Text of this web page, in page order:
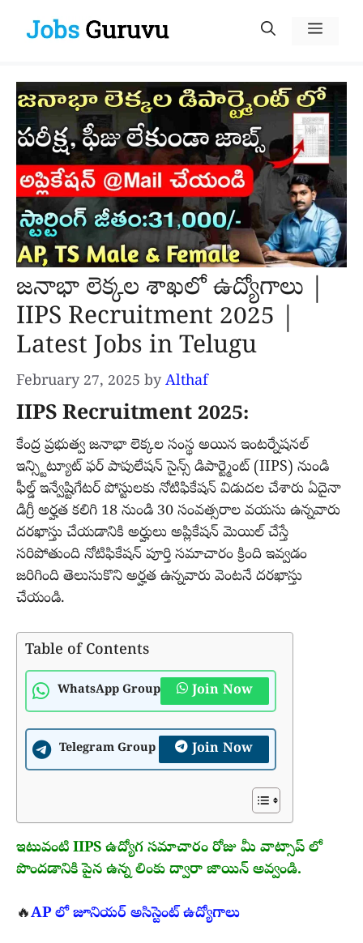
Menu
జనాభా లెక్కల శాఖలో ఉద్యోగాలు |
IIPS Recruitment 2025 |
Latest Jobs in Telugu
February 27, 2025 by Althaf
IIPS Recruitment 2025:
కేంద్ర ప్రభుత్వ జనాభా లెక్కల సంస్థ అయిన ఇంటర్నేషనల్
ఇన్స్టిట్యూట్ ఫర్ పాపులేషన్ సైన్స్ డిపార్ట్మెంట్ (IIPS) నుండి
ఫీల్డ్ ఇన్వేష్టిగేటర్ పోస్టులకు నోటిఫికేషన్ విడుదల చేశారు ఏదైనా
డిగ్రీ అర్హత కలిగి 18 నుండి 30 సంవత్సరాల వయసు ఉన్నవారు
దరఖాస్తు చేయడానికి అర్హులు అప్లికేషన్ మెయిల్ చేస్తే
సరిపోతుంది నోటిఫికేషన్ పూర్తి సమాచారం క్రింది ఇవ్వడం
జరిగింది తెలుసుకొని అర్హత ఉన్నవారు వెంటనే దరఖాస్తు
చేయండి.
Table of Contents
WhatsApp Group Join Now
Telegram Group Join Now
ఇటువంటి IIPS ఉద్యోగ సమాచారం రోజు మీ వాట్సాప్ లో
పొందడానికి పైన ఉన్న లింకు ద్వారా జాయిన్ అవ్వండి.
🔥AP లో జూనియర్ అసిస్టెంట్ ఉద్యోగాలు